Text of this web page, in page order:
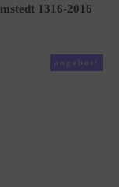
1316-2016
angebot!